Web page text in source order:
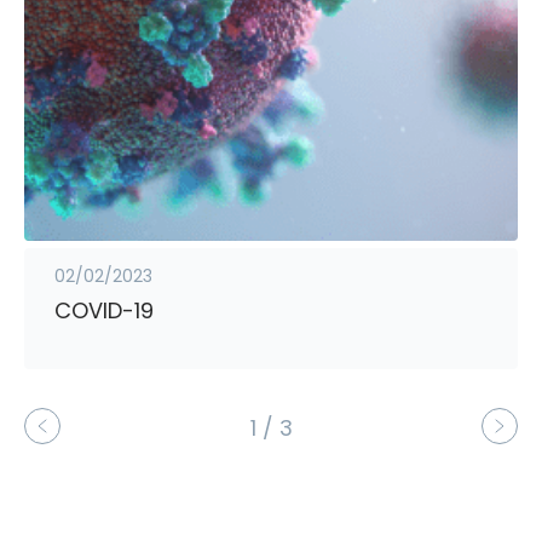
02/02/2023
COVID-19
1 / 3